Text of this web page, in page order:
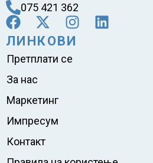
075 421 362
ЛИНКОВИ
Претплати се
За нас
Маркетинг
Импресум
Контакт